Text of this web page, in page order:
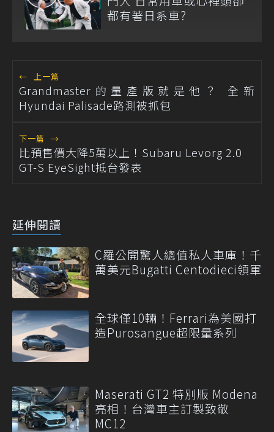
都有著日系車?
← 上一篇
Grandmaster的量產版就是他？ 全新
Hyundai Palisade路測被抓包
下一篇 →
比預售價大降5萬以上！Subaru Levorg 2.0
GT-S EyeSight抵台發表
延伸閱讀
C羅公開驚人總值私人車庫！千
萬美元Bugatti Centodieci領軍
全球僅10輛！Ferrari為美國打
造Purosangue超限量系列
Maserati GT2 特別版 Modena
亮相！台灣車主訂製致敬
MC12